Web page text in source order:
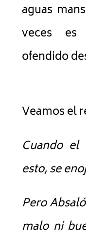
aguas
veces
ofendido
Veamos el
Cuando
esto, se
Pero
malo ni